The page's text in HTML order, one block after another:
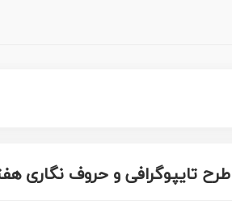
تایپوگرافی و حروف نگاری